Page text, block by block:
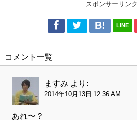
スポンサーリンク
LINE
コメント一覧
ますみ より:
2014年10月13日 12:36 AM
あれ〜？